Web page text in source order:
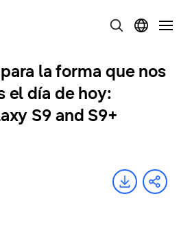
la forma que nos
el día de hoy:
S9 and S9+